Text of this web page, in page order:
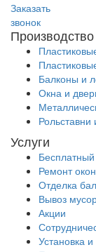
Заказать
звонок
Производство
Балконы и
Окна и
Услуги
Ремонт окон
Отделка
Вывоз
Акции
Установка